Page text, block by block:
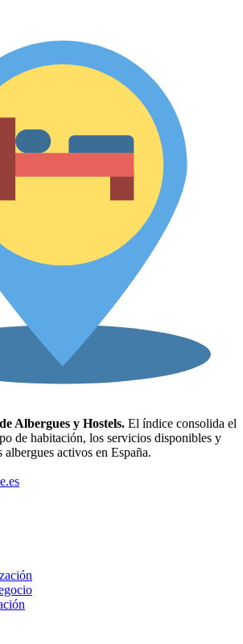
Albergues y Hostels. El índice consolida el
de habitación, los servicios disponibles y
activos en España.